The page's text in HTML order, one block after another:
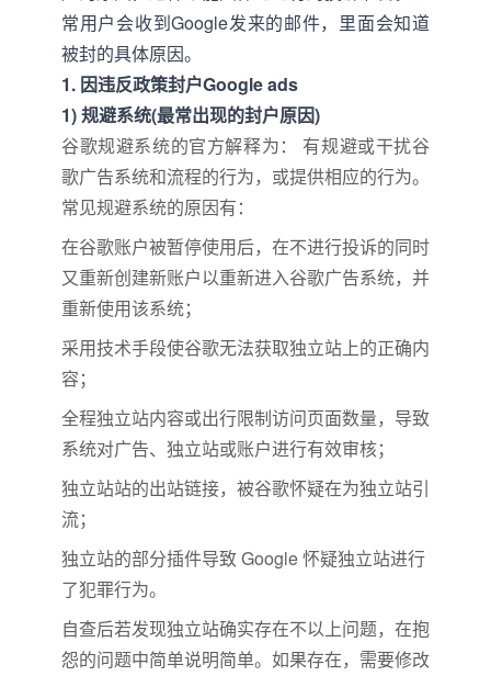
常用户会收到Google发来的邮件，里面会知道
被封的具体原因。
1. 因违反政策封户Google ads
1) 规避系统(最常出现的封户原因)
谷歌规避系统的官方解释为： 有规避或干扰谷
歌广告系统和流程的行为，或提供相应的行为。
常见规避系统的原因有：
在谷歌账户被暂停使用后，在不进行投诉的同时
又重新创建新账户以重新进入谷歌广告系统，并
重新使用该系统；
采用技术手段使谷歌无法获取独立站上的正确内
容；
全程独立站内容或出行限制访问页面数量，导致
系统对广告、独立站或账户进行有效审核；
独立站站的出站链接，被谷歌怀疑在为独立站引
流；
独立站的部分插件导致 Google 怀疑独立站进行
了犯罪行为。
自查后若发现独立站确实存在不以上问题，在抱
怨的问题中简单说明简单。如果存在，需要修改